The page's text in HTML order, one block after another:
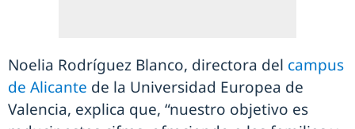
Noelia Rodríguez Blanco, directora del campus
de Alicante de la Universidad Europea de
Valencia, explica que, “nuestro objetivo es